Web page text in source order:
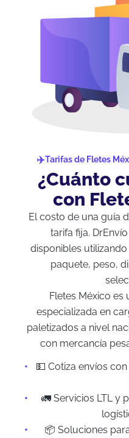
Tarifas de Fletes
¿Cuánto
con
El costo de una guía
tarifa fija.
disponibles
paquete, peso,
Fletes México es
especializada en
paletizados a nivel
con mercancía
💵 Cotiza envíos
🚛 Servicios LTL y
📦 Soluciones